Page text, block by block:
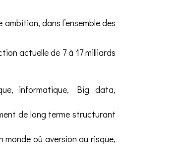
dans l’ensemble des
actuelle de 7 à 17 milliards
informatique, Big data,
de long terme structurant
où aversion au risque,